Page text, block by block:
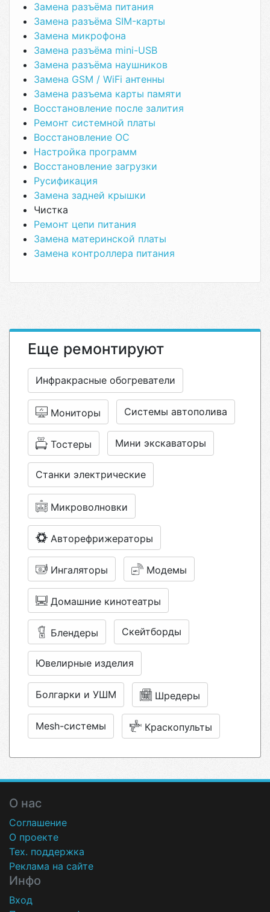
Замена разъёма питания
Замена разъёма SIM-карты
Замена микрофона
Замена разъёма mini-USB
Замена разъёма наушников
Замена GSM / WiFi антенны
Замена разъема карты памяти
Восстановление после залития
Ремонт системной платы
Восстановление ОС
Настройка программ
Восстановление загрузки
Русификация
Замена задней крышки
Чистка
Ремонт цепи питания
Замена материнской платы
Замена контроллера питания
Еще ремонтируют
Инфракрасные обогреватели
Мониторы Системы автополива
Тостеры Мини экскаваторы
Станки электрические
Микроволновки
Авторефрижераторы
Ингаляторы Модемы
Домашние кинотеатры
Блендеры Скейтборды
Ювелирные изделия
Болгарки и УШМ Шредеры
Mesh-системы Краскопульты
О нас
Соглашение
О проекте
Тех. поддержка
Реклама на сайте
Инфо
Вход